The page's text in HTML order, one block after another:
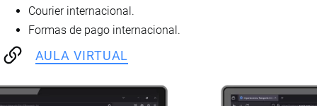
Courier internacional.
Formas de pago internacional.
AULA VIRTUAL